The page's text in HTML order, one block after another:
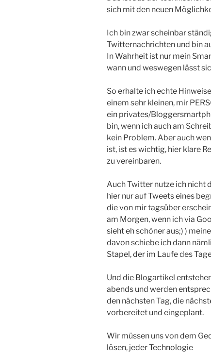
sich mit den neuen
Ich bin zwar scheinbar
Twitternachrichten und bin
In Wahrheit ist nur mein
wann und weswegen lässt
So erhalte ich echte
einem sehr kleinen, mir
ein privates/
bin, wenn ich auch am
kein Problem. Aber auch
ist, ist es wichtig, hier klare
zu vereinbaren.
Auch Twitter nutze ich nicht
hier nur auf Tweets eines
die von mir tagsüber
am Morgen, wenn ich via
sieht eh schöner aus;) )
davon schiebe ich dann
Stapel, der im Laufe des
Und die Blogartikel
abends und werden
den nächsten Tag, die
vorbereitet und eingeplant.
Wir müssen uns von dem
lösen, jeder Technologie